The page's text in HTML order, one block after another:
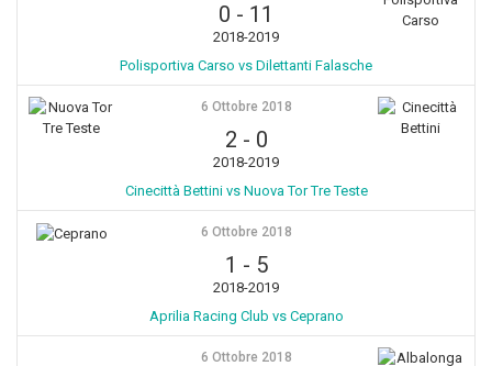
0 - 11
2018-2019
Polisportiva Carso vs Dilettanti Falasche
6 Ottobre 2018
2 - 0
2018-2019
Cinecittà Bettini vs Nuova Tor Tre Teste
6 Ottobre 2018
1 - 5
2018-2019
Aprilia Racing Club vs Ceprano
6 Ottobre 2018